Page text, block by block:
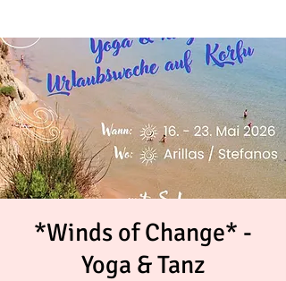
*Winds of Change* -
Yoga & Tanz